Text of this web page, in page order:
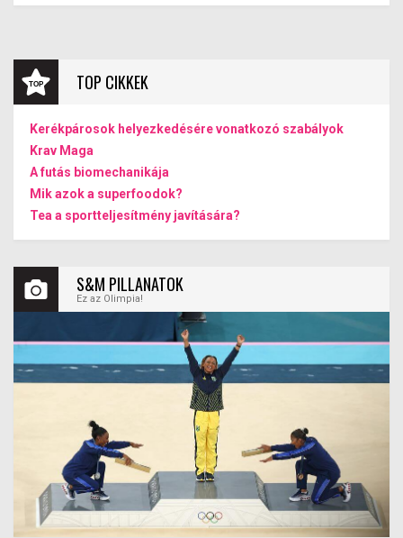
TOP CIKKEK
Kerékpárosok helyezkedésére vonatkozó szabályok
Krav Maga
A futás biomechanikája
Mik azok a superfoodok?
Tea a sportteljesítmény javítására?
S&M PILLANATOK
Ez az Olimpia!